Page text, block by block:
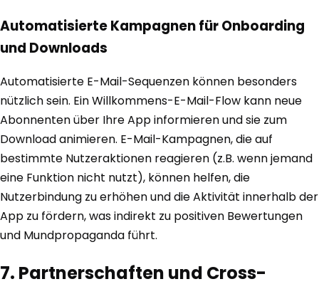
Automatisierte Kampagnen für Onboarding
und Downloads
Automatisierte E-Mail-Sequenzen können besonders
nützlich sein. Ein Willkommens-E-Mail-Flow kann neue
Abonnenten über Ihre App informieren und sie zum
Download animieren. E-Mail-Kampagnen, die auf
bestimmte Nutzeraktionen reagieren (z.B. wenn jemand
eine Funktion nicht nutzt), können helfen, die
Nutzerbindung zu erhöhen und die Aktivität innerhalb der
App zu fördern, was indirekt zu positiven Bewertungen
und Mundpropaganda führt.
7. Partnerschaften und Cross-